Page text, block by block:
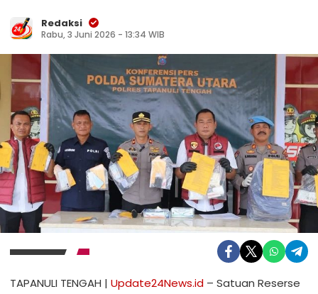
Redaksi
Rabu, 3 Juni 2026 - 13:34 WIB
TAPANULI TENGAH | Update24News.id – Satuan Reserse